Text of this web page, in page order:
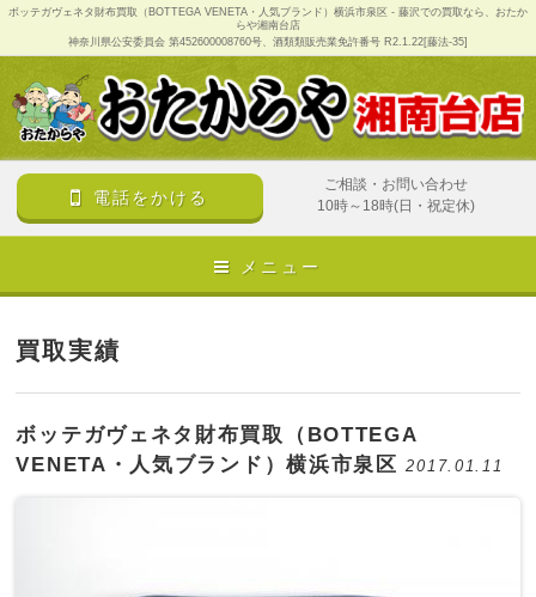
ボッテガヴェネタ財布買取（BOTTEGA VENETA・人気ブランド）横浜市泉区 - 藤沢での買取なら、おたか
らや湘南台店
神奈川県公安委員会 第452600008760号、酒類類販売業免許番号 R2.1.22[藤法-35]
電話をかける
ご相談・お問い合わせ
10時～18時(日・祝定休)
メニュー
買取実績
ボッテガヴェネタ財布買取（BOTTEGA
VENETA・人気ブランド）横浜市泉区2017.01.11